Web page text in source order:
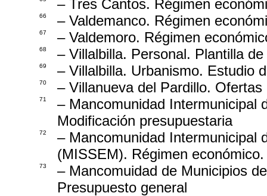
– Tres Cantos. Régimen
66 – Valdemanco. Régimen
67 – Valdemoro. Régimen
68 – Villalbilla. Personal. Plantilla
69 – Villalbilla. Urbanismo. Estudio
70 – Villanueva del Pardillo.
71
– Mancomunidad Intermunicipal
Modificación presupuestaria
72
– Mancomunidad Intermunicipal
(MISSEM). Régimen
73
– Mancomuidad de Municipios
Presupuesto general